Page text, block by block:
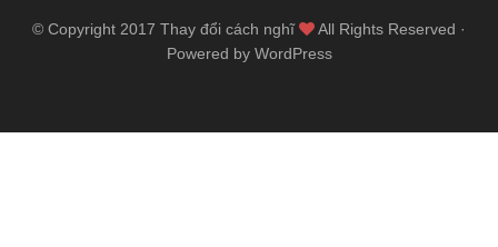
© Copyright 2017 Thay đổi cách nghĩ
All Rights Reserved ·
Powered by WordPress